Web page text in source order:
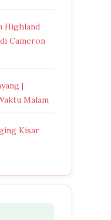
Highland
Cameron
|
Malam
Kisar